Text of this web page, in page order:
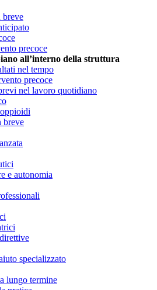
breve
precoce
all’interno della struttura
nel tempo
precoce
nel lavoro quotidiano
breve
e autonomia
specializzato
lungo termine